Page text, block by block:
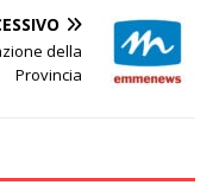
della
Provincia